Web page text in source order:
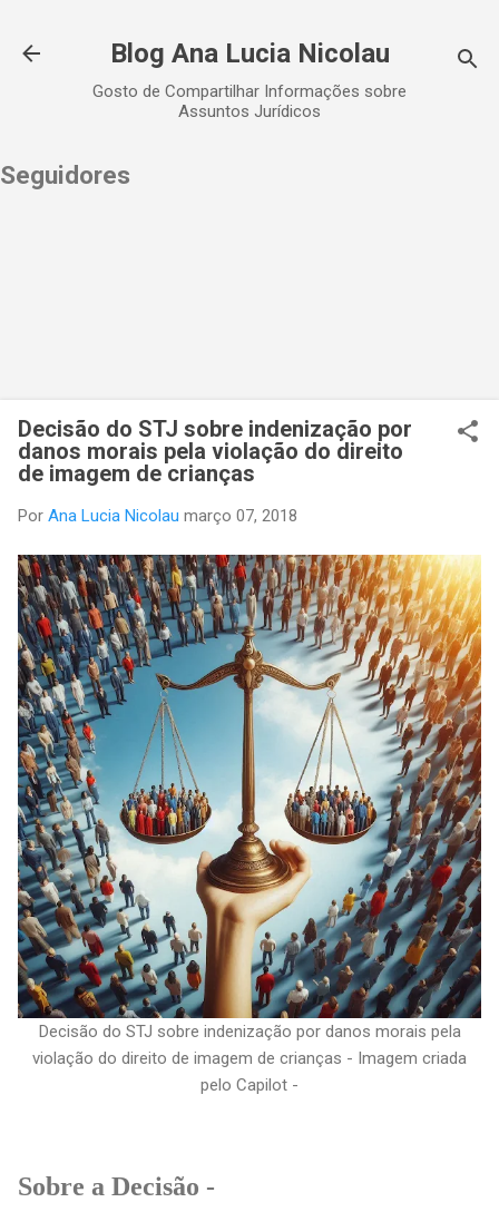
Blog Ana Lucia Nicolau
Gosto de Compartilhar Informações sobre
Assuntos Jurídicos
Seguidores
Decisão do STJ sobre indenização por
danos morais pela violação do direito
de imagem de crianças
Por Ana Lucia Nicolau março 07, 2018
Decisão do STJ sobre indenização por danos morais pela
violação do direito de imagem de crianças - Imagem criada
pelo Capilot -
Sobre a Decisão -